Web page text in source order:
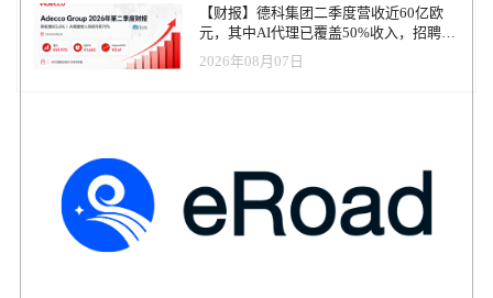
新发布的研究指出：在教师群体中，ChatGPT 平均每周可帮助节省 6
小时工作时间；在宾夕法尼亚州的公务人员中，ChatGPT 平均每日
节省 95 分钟。这些数字不仅代表生产力的提升，也为 OpenAI 的社
Opportunity Demo Day —— 联合 GitLab Foundation 展示 AI 在教
育、公共服务、社会公平等领域的潜力。 华盛顿 DC 研究工作坊
—— 邀请经济学者与政策制定者，共同建立指标体系，评估 AI 对
就业与生产力的长期影响。 这些实践动作强化了 OpenAI 的外部形
【财报】德科集团二季度营收近60亿欧
元，其中AI代理已覆盖50%收入，招聘服
务进入运营重构阶段
2026年08月07日